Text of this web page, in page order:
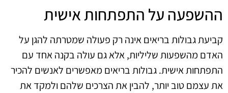
ההשפעה על התפתחות אישית
קביעת גבולות בריאים אינה רק פעולה שמטרתה להגן על
האדם מהשפעות שליליות, אלא גם עולה בקנה אחד עם
התפתחות אישית. גבולות בריאים מאפשרים לאנשים להכיר
את עצמם טוב יותר, להבין את הצרכים שלהם ולמקד את